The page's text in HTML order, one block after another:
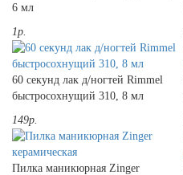
6 мл
1р.
60 секунд лак д/ногтей Rimmel
быстросохнущий 310, 8 мл
149р.
Пилка маникюрная Zinger